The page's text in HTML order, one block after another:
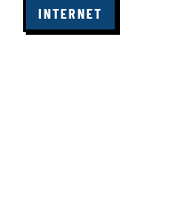
INTERNET